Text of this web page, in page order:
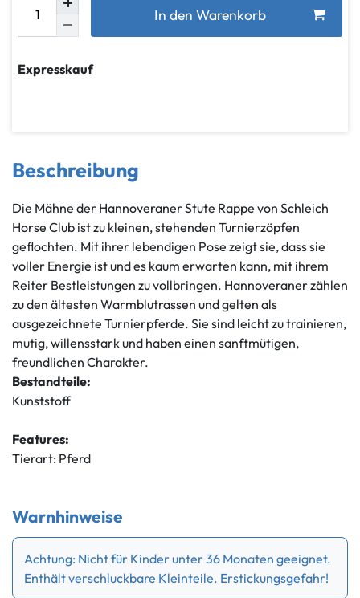
In den Warenkorb
Expresskauf
Beschreibung
Die Mähne der Hannoveraner Stute Rappe von Schleich
Horse Club ist zu kleinen, stehenden Turnierzöpfen
geflochten. Mit ihrer lebendigen Pose zeigt sie, dass sie
voller Energie ist und es kaum erwarten kann, mit ihrem
Reiter Bestleistungen zu vollbringen. Hannoveraner zählen
zu den ältesten Warmblutrassen und gelten als
ausgezeichnete Turnierpferde. Sie sind leicht zu trainieren,
mutig, willensstark und haben einen sanftmütigen,
freundlichen Charakter.
Bestandteile:
Kunststoff
Features:
Tierart: Pferd
Warnhinweise
Achtung: Nicht für Kinder unter 36 Monaten geeignet.
Enthält verschluckbare Kleinteile. Erstickungsgefahr!